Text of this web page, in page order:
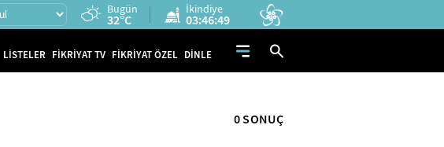
Bugün
32°C
İkindiye
03:46:49
LİSTELER FİKRİYAT TV FİKRİYAT ÖZEL DİNLE
0 SONUÇ